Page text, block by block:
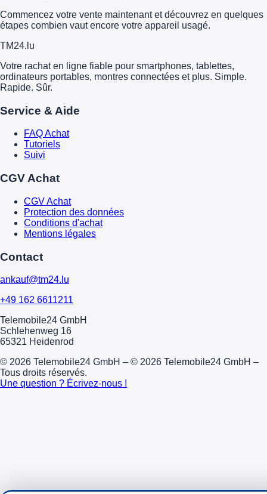
Commencez votre vente maintenant et découvrez en quelques
étapes combien vaut encore votre appareil usagé.
TM24.lu
Votre rachat en ligne fiable pour smartphones, tablettes,
ordinateurs portables, montres connectées et plus. Simple.
Rapide. Sûr.
Service & Aide
FAQ Achat
Tutoriels
Suivi
CGV Achat
CGV Achat
Protection des données
Conditions d'achat
Mentions légales
Contact
ankauf@tm24.lu
+49 162 6611211
Telemobile24 GmbH
Schlehenweg 16
65321 Heidenrod
© 2026 Telemobile24 GmbH – © 2026 Telemobile24 GmbH –
Tous droits réservés.
Une question ? Écrivez-nous !